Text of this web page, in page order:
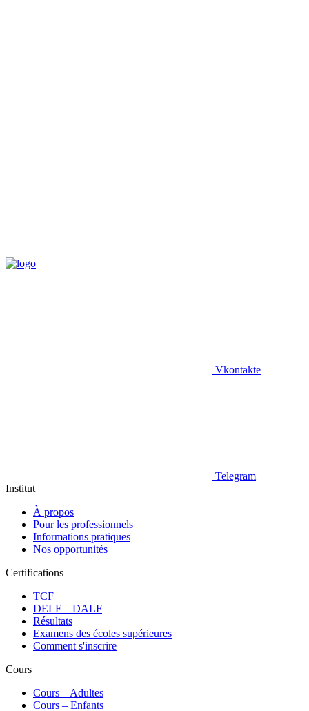
Vkontakte
Telegram
Institut
À propos
Pour les professionnels
Informations pratiques
Nos opportunités
Certifications
TCF
DELF – DALF
Résultats
Examens des écoles supérieures
Comment s'inscrire
Cours
Сours – Adultes
Cours – Enfants